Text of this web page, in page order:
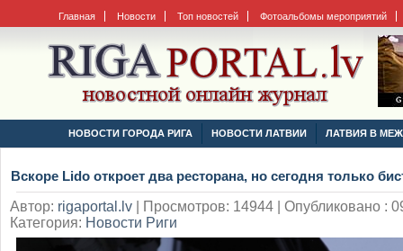
Главная Новости Топ новостей Фотоальбомы мероприятий
НОВОСТИ ГОРОДА РИГА НОВОСТИ ЛАТВИИ ЛАТВИЯ В
Вскоре Lido откроет два ресторана, но сегодня только
Автор: rigaportal.lv
Просмотров: 14944 | Опубликовано :
Категория: Новости Риги